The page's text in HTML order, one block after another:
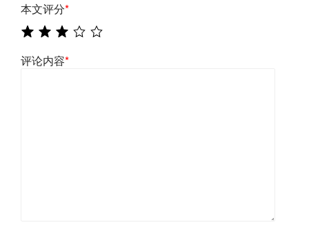
本文评分*
评论内容*